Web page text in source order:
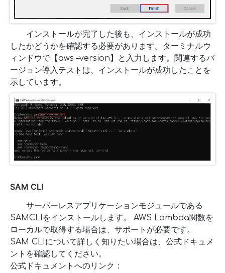
インストールが完了した後も、インストールが成功
したかどうかを確認する必要があります。ターミナルウ
ィンドウで【aws –version】と入力します。関連するバ
ージョン導入テストは、インストールが成功したことを
示しています。
SAM CLI
サーバーレスアプリケーションモジュールである
SAMCLIをインストールします。 AWS Lambda関数を
ローカルで取得する場合は、サポートが必要です。
SAM CLIについて詳しく知りたい場合は、公式ドキュメ
ントを確認してください。
公式ドキュメントへのリンク：